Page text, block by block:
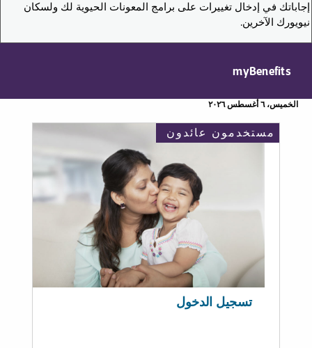
إجاباتك في إدخال تغييرات على برامج المعونات الحيوية لك ولسكان
نيويورك الآخرين.
myBenefits
الخميس، ٦ أغسطس ٢٠٢٦
مستخدمون عائدون
تسجيل الدخول